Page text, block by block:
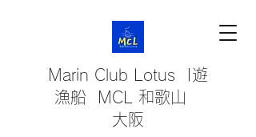
Marin Club Lotus |遊
漁船 MCL 和歌山
大阪